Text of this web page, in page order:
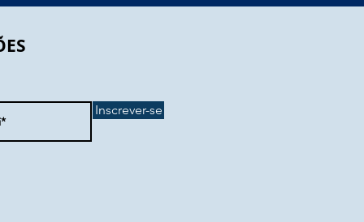
Inscrever-se